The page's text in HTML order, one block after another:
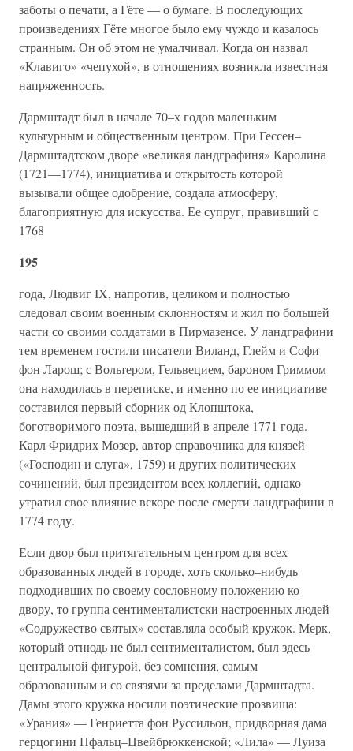
заботы о печати, а Гёте — о бумаге. В последующих
произведениях Гёте многое было ему чуждо и казалось
странным. Он об этом не умалчивал. Когда он назвал
«Клавиго» «чепухой», в отношениях возникла известная
напряженность.
Дармштадт был в начале 70–х годов маленьким
культурным и общественным центром. При Гессен–
Дармштадтском дворе «великая ландграфиня» Каролина
(1721—1774), инициатива и открытость которой
вызывали общее одобрение, создала атмосферу,
благоприятную для искусства. Ее супруг, правивший с
1768
195
года, Людвиг IX, напротив, целиком и полностью
следовал своим военным склонностям и жил по большей
части со своими солдатами в Пирмазенсе. У ландграфини
тем временем гостили писатели Виланд, Глейм и Софи
фон Ларош; с Вольтером, Гельвецием, бароном Гриммом
она находилась в переписке, и именно по ее инициативе
составился первый сборник од Клопштока,
боготворимого поэта, вышедший в апреле 1771 года.
Карл Фридрих Мозер, автор справочника для князей
(«Господин и слуга», 1759) и других политических
сочинений, был президентом всех коллегий, однако
утратил свое влияние вскоре после смерти ландграфини в
1774 году.
Если двор был притягательным центром для всех
образованных людей в городе, хоть сколько–нибудь
подходивших по своему сословному положению ко
двору, то группа сентименталистски настроенных людей
«Содружество святых» составляла особый кружок. Мерк,
который отнюдь не был сентименталистом, был здесь
центральной фигурой, без сомнения, самым
образованным и со связями за пределами Дармштадта.
Дамы этого кружка носили поэтические прозвища:
«Урания» — Генриетта фон Руссильон, придворная дама
герцогини Пфальц–Цвейбрюккенской; «Лила» — Луиза